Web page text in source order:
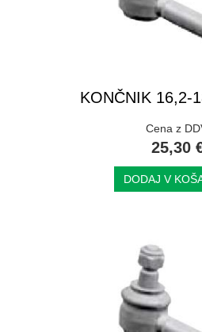
KONČNIK 16,2-
Cena z
25,30
DODAJ V